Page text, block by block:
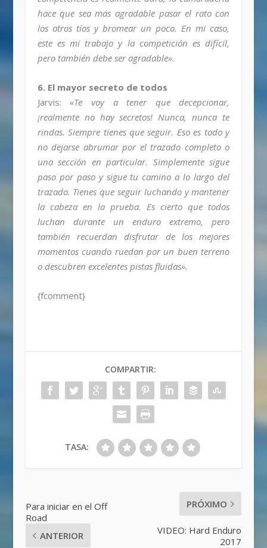
hace que sea más agradable pasar el rato con
los otros tíos y bromear un poco. En mi caso,
este es mi trabajo y la competición es difícil,
pero también debe ser agradable».
6. El mayor secreto de todos
Jarvis: «Te voy a tener que decepcionar,
¡realmente no hay secretos! Nunca, nunca te
rindas. Siempre tienes que seguir. Eso es todo y
no dejarse abrumar por el trazado completo o
una sección en particular. Simplemente sigue
paso por paso y sigue tu camino a lo largo del
trazado. Tienes que seguir luchando y mantener
la cabeza en la prueba. Es cierto que todos
luchan durante un enduro extremo, pero
también recuerdan disfrutar de los mejores
momentos cuando ruedan por un buen terreno
o descubren excelentes pistas fluidas».
{fcomment}
COMPARTIR:
TASA:
Para iniciar en el Off
Road
ANTERIOR
PRÓXIMO
VIDEO: Hard Enduro
2017